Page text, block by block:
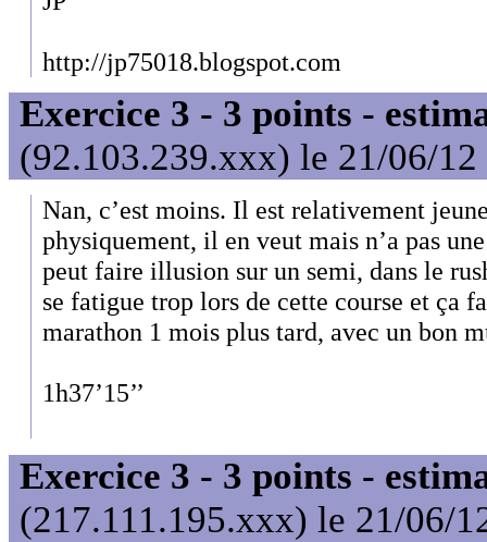
http://jp75018.blogspot.com
Exercice 3 - 3 points -
(92.103.239.xxx) le 21/06/12
Nan, c’est moins. Il est relativement
physiquement, il en veut mais n’a pas
peut faire illusion sur un semi, dans le
se fatigue trop lors de cette course et ça
marathon 1 mois plus tard, avec un bon
1h37’15’’
Exercice 3 - 3 points -
(217.111.195.xxx) le 21/06/